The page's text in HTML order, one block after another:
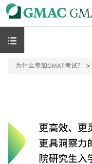
为什么参加GMAT考试？